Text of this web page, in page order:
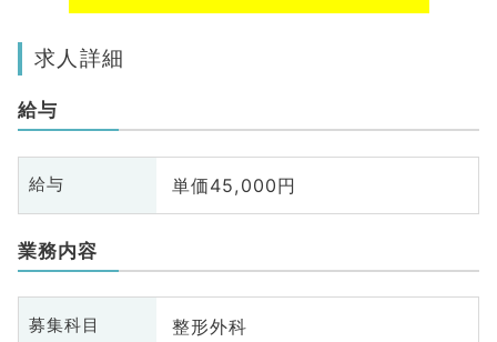
求人詳細
給与
給与 単価45,000円
業務内容
募集科目 整形外科